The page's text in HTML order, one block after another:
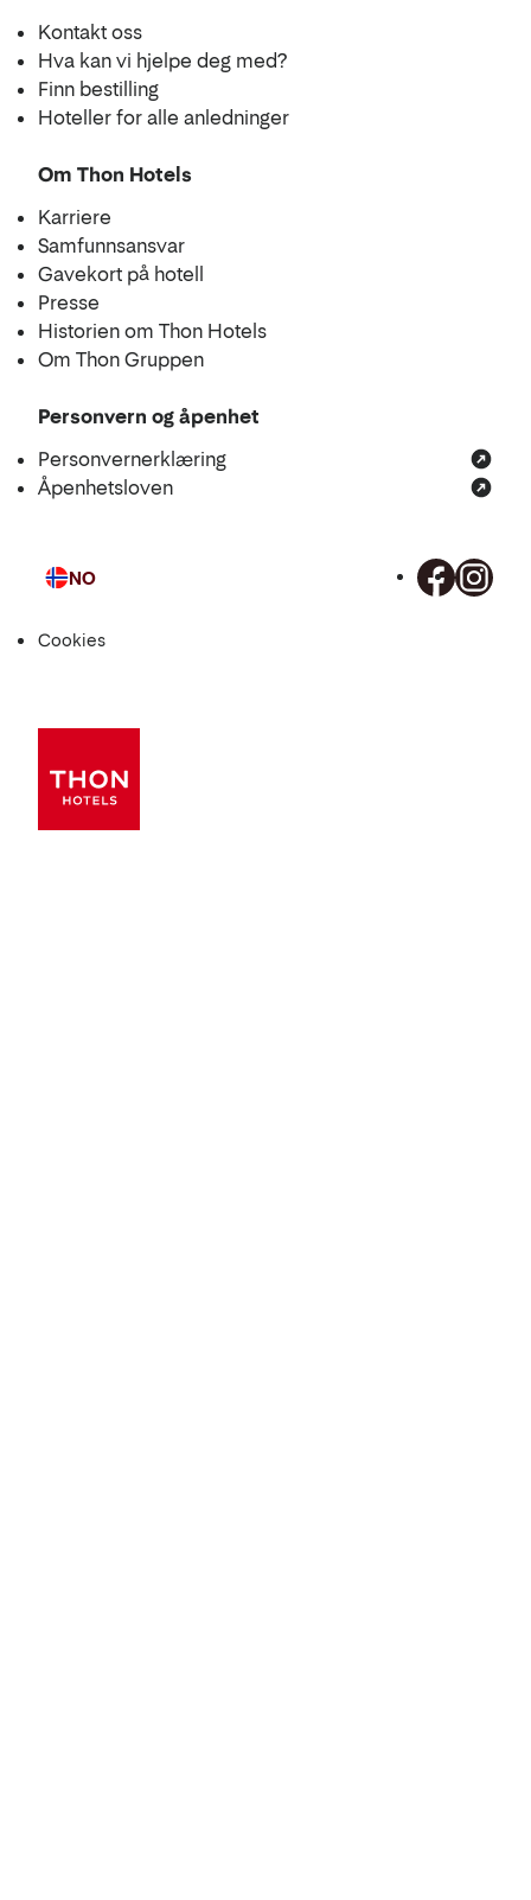
Kontakt oss
Hva kan vi hjelpe deg med?
Finn bestilling
Hoteller for alle anledninger
Om Thon Hotels
Karriere
Samfunnsansvar
Gavekort på hotell
Presse
Historien om Thon Hotels
Om Thon Gruppen
Personvern og åpenhet
Personvernerklæring
Åpenhetsloven
Språk
NO
Cookies